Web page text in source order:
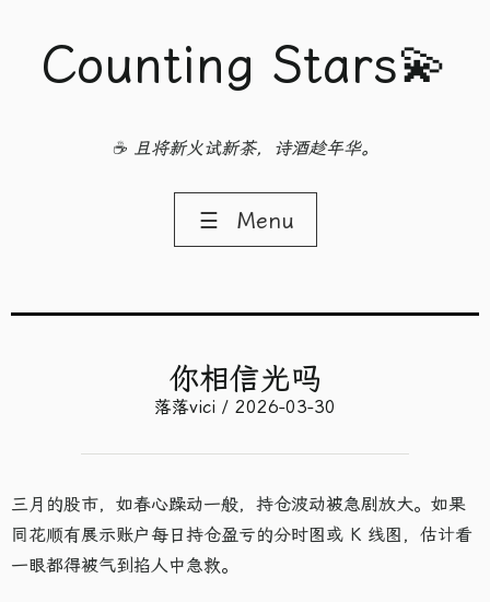
Counting Stars💫
☕ 且将新火试新茶，诗酒趁年华。
☰ Menu
你相信光吗
落落vici / 2026-03-30
三月的股市，如春心躁动一般，持仓波动被急剧放大。如果
同花顺有展示账户每日持仓盈亏的分时图或 K 线图，估计看
一眼都得被气到掐人中急救。